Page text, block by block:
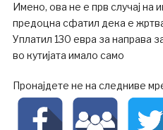
Имено, ова не е прв случај на
предоцна сфатил дека е
Уплатил 130 евра за направа
во кутијата имало само
Пронајдете не на следниве